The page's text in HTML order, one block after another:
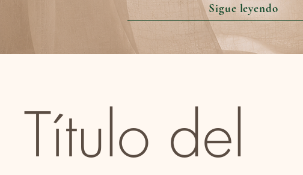
Sigue leyendo
Título del